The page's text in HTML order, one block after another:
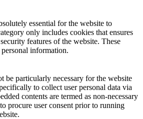
essential for the website to
only includes cookies that ensures
features of the website. These
information.
be particularly necessary for the website
to collect user personal data via
contents are termed as non-necessary
procure user consent prior to running